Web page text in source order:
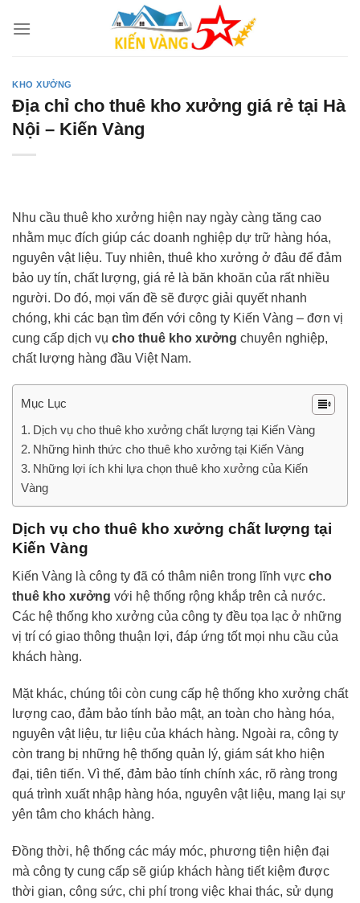
KHO XƯỞNG
Địa chỉ cho thuê kho xưởng giá rẻ tại Hà
Nội – Kiến Vàng
Nhu cầu thuê kho xưởng hiện nay ngày càng tăng cao
nhằm mục đích giúp các doanh nghiệp dự trữ hàng hóa,
nguyên vật liệu. Tuy nhiên, thuê kho xưởng ở đâu để đảm
bảo uy tín, chất lượng, giá rẻ là băn khoăn của rất nhiều
người. Do đó, mọi vấn đề sẽ được giải quyết nhanh
chóng, khi các bạn tìm đến với công ty Kiến Vàng – đơn vị
cung cấp dịch vụ cho thuê kho xưởng chuyên nghiệp,
chất lượng hàng đầu Việt Nam.
Mục Lục
Dịch vụ cho thuê kho xưởng chất lượng tại Kiến Vàng
Những hình thức cho thuê kho xưởng tại Kiến Vàng
Những lợi ích khi lựa chọn thuê kho xưởng của Kiến
Vàng
Dịch vụ cho thuê kho xưởng chất lượng tại
Kiến Vàng
Kiến Vàng là công ty đã có thâm niên trong lĩnh vực cho
thuê kho xưởng với hệ thống rộng khắp trên cả nước.
Các hệ thống kho xưởng của công ty đều tọa lạc ở những
vị trí có giao thông thuận lợi, đáp ứng tốt mọi nhu cầu của
khách hàng.
Mặt khác, chúng tôi còn cung cấp hệ thống kho xưởng chất
lượng cao, đảm bảo tính bảo mật, an toàn cho hàng hóa,
nguyên vật liệu, tư liệu của khách hàng. Ngoài ra, công ty
còn trang bị những hệ thống quản lý, giám sát kho hiện
đại, tiên tiến. Vì thế, đảm bảo tính chính xác, rõ ràng trong
quá trình xuất nhập hàng hóa, nguyên vật liệu, mang lại sự
yên tâm cho khách hàng.
Đồng thời, hệ thống các máy móc, phương tiện hiện đại
mà công ty cung cấp sẽ giúp khách hàng tiết kiệm được
thời gian, công sức, chi phí trong việc khai thác, sử dụng